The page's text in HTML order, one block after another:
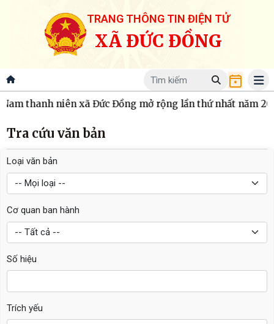
TRANG THÔNG TIN ĐIỆN TỬ
XÃ ĐỨC ĐỒNG
thanh niên xã Đức Đồng mở rộng lần thứ nhất năm
Tra cứu văn bản
Loại văn bản
Cơ quan ban hành
Số hiệu
Trích yếu